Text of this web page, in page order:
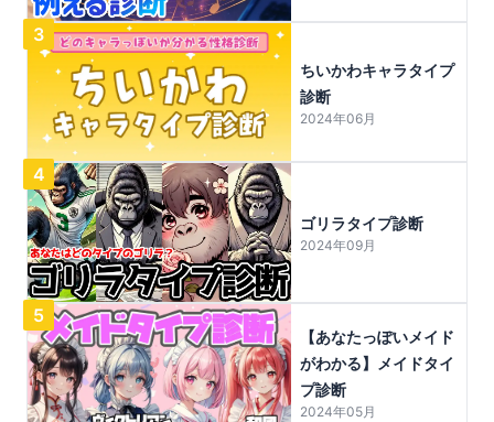
3
ちいかわキャラタイプ
診断
2024年06月
4
ゴリラタイプ診断
2024年09月
5
【あなたっぽいメイド
がわかる】メイドタイ
プ診断
2024年05月